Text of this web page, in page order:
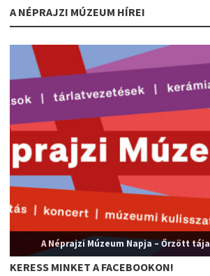
A NÉPRAJZI MÚZEUM HÍREI
A Néprajzi Múzeum Napja – Őrzött
KERESS MINKET A FACEBOOKON!